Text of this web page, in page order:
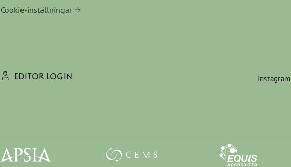
Cookie-inställningar
EDITOR LOGIN Instagram